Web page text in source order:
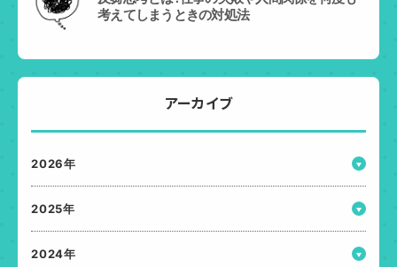
考えてしまうときの対処法
アーカイブ
2026年
2025年
2024年